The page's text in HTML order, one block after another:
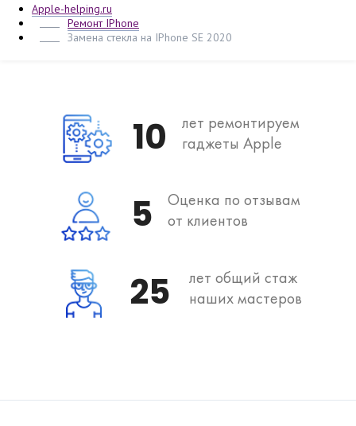
Apple-helping.ru
Ремонт IPhone
Замена стекла на IPhone SE 2020
10
лет ремонтируем
гаджеты Apple
5
Оценка по отзывам
от клиентов
25
лет общий стаж
наших мастеров